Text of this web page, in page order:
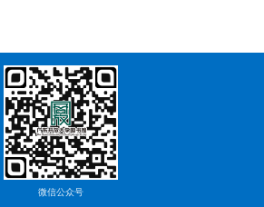
微信公众号